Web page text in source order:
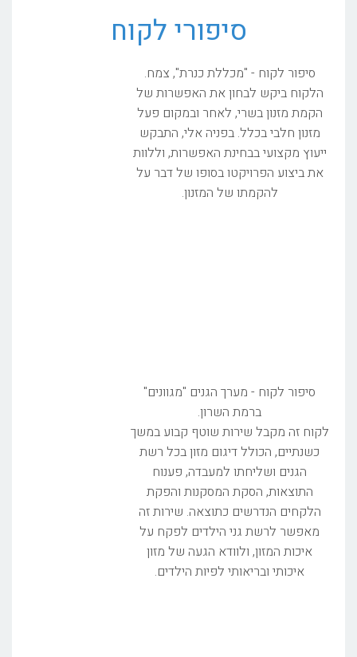
סיפורי לקוח
סיפור לקוח - "מכללת כנרת", צמח.
הלקוח ביקש לבחון את האפשרות של
הקמת מזנון בשרי, לאחר ובמקום פעל
מזנון חלבי בכלל. בפניה אלי, התבקש
ייעוץ מקצועי בבחינת האפשרות, וללוות
את ביצוע הפרויקטו בסופו של דבר על
להקמתו של המזנון.
סיפור לקוח - מערך הגנים "מגוונים"
ברמת השרון.
לקוח זה מקבל שירות שוטף קבוע במשך
כשנתיים, הכולל דיגום מזון בכל רשת
הגנים ושליחתו למעבדה, פענוח
התוצאות, הסקת המסקנות והפקת
הלקחים הנדרשים כתוצאה. שירות זה
מאפשר לרשת גני הילדים לפקח על
איכות המזון, ולוודא הגעה של מזון
איכותי ובריאותי לפיות הילדים.